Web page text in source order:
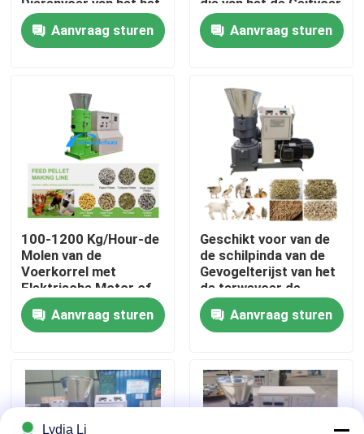
Producten
Over ons
Fabrieksreis
Kwaliteitscontrole
Contacteer ons
Vraag een offerte aan
De Machine van de korrelmolen
Houtpelletfabriek
Dierenvoer van het het
Veevoer de
Korrelmachine
Aanvraag sturen
die van het de Geitvoer
Machine maken
Aanvraag sturen
100-1200 Kg/Hour-de
Molen van de
Voerkorrel met
Elektrische Motor of
Dieselmotor
Aanvraag sturen
Geschikt voor van de
de schilpinda van de
Gevogelterijst van het
de tarwevoer de
Capaciteit van de de
Korrelmolen 50-
1200kg/H
Aanvraag sturen
Lydia Li